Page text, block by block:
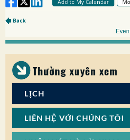
Thường xuyên xem
LỊCH
LIÊN HỆ VỚI CHÚNG TÔI